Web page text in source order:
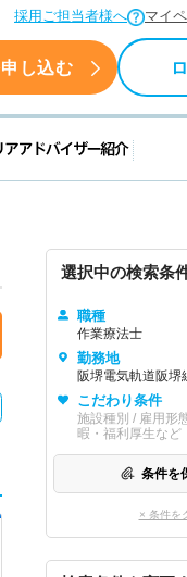
採用ご担当者様へ マイ
し込む
情報 キャリ
選択中の検索条
職種
作業療法士
勤務地
阪堺電気軌道阪堺
こだわり条件
施設種別 / 雇用形
暇・福利厚生など
条件を
× 条件を